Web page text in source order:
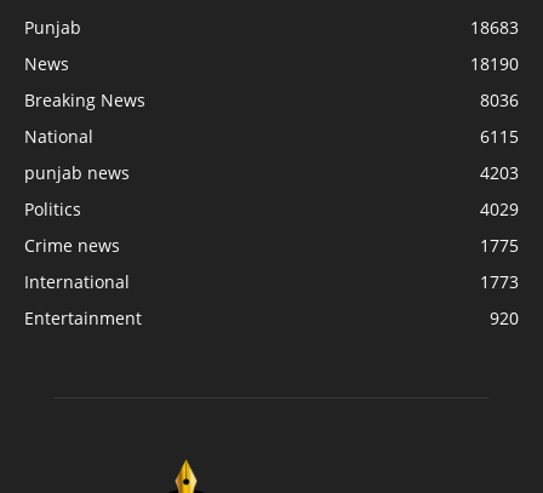
Punjab
18683
News
18190
Breaking News
8036
National
6115
punjab news
4203
Politics
4029
Crime news
1775
International
1773
Entertainment
920